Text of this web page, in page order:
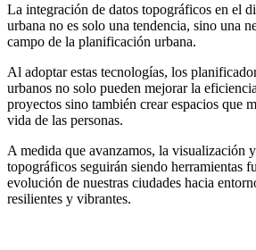
La integración de datos topográficos en el
urbana no es solo una tendencia, sino una
campo de la planificación urbana.
Al adoptar estas tecnologías, los
urbanos no solo pueden mejorar la
proyectos sino también crear espacios que
vida de las personas.
A medida que avanzamos, la visualización
topográficos seguirán siendo herramientas
evolución de nuestras ciudades hacia
resilientes y vibrantes.